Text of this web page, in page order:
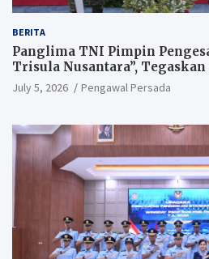
BERITA
Panglima TNI Pimpin
Trisula Nusantara”,
Perang Modern
July 5, 2026 Pengawal Persada